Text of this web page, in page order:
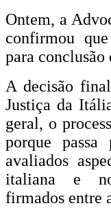
Ontem, a
confirmou
para conclusão
A decisão
Justiça da
geral, o
porque passa
avaliados
italiana e
firmados entre